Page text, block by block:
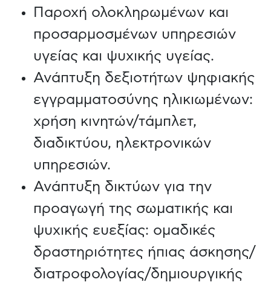
Παροχή ολοκληρωμένων και
προσαρμοσμένων υπηρεσιών
υγείας και ψυχικής υγείας.
Ανάπτυξη δεξιοτήτων ψηφιακής
εγγραμματοσύνης ηλικιωμένων:
χρήση κινητών/τάμπλετ,
διαδικτύου, ηλεκτρονικών
υπηρεσιών.
Ανάπτυξη δικτύων για την
προαγωγή της σωματικής και
ψυχικής ευεξίας: ομαδικές
δραστηριότητες ήπιας άσκησης/
διατροφολογίας/δημιουργικής